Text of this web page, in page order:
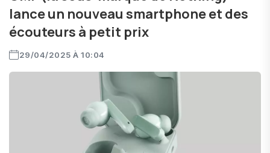
lance un nouveau smartphone et des
écouteurs à petit prix
29/04/2025 À 10:04